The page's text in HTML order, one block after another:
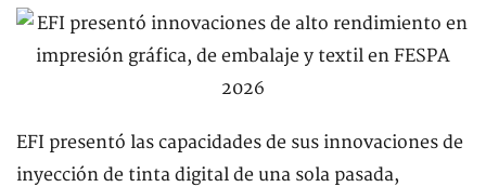
EFI presentó las capacidades de sus innovaciones de
inyección de tinta digital de una sola pasada,